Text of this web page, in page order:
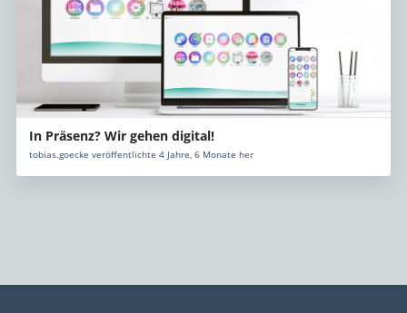
In Präsenz? Wir gehen digital!
tobias.goecke veröffentlichte 4 Jahre, 6 Monate her